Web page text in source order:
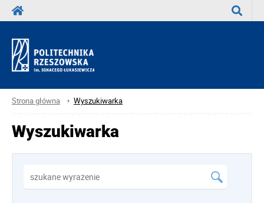
Strona główna Wyszukiwarka
Wyszukiwarka